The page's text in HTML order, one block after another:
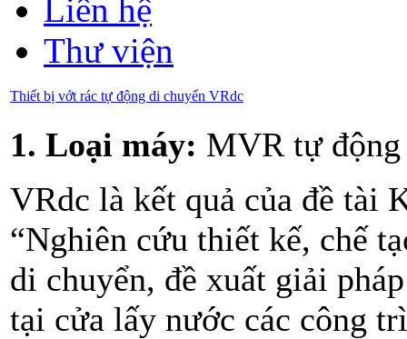
Liên hệ
Thư viện
Thiết bị vớt rác tự động di chuyển VRdc
1. Loại máy: MVR tự
VRdc là kết quả của đề tài
“Nghiên cứu thiết kế, chế
di chuyển, đề xuất giải
tại cửa lấy nước các công